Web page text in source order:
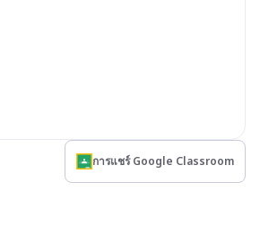
การแชร์ Google Classroom